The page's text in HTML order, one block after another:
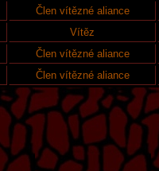
Člen vítězné aliance
Vítěz
Člen vítězné aliance
Člen vítězné aliance